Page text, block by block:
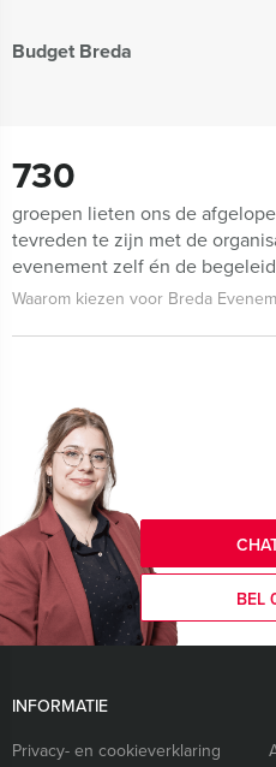
Budget Breda
730
groepen lieten ons de
tevreden te zijn met de
evenement zelf én de
Waarom kiezen voor Breda
BEL
INFORMATIE
Privacy- en cookieverklaring